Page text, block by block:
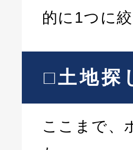
的に1つに
□土地探
ここまで、